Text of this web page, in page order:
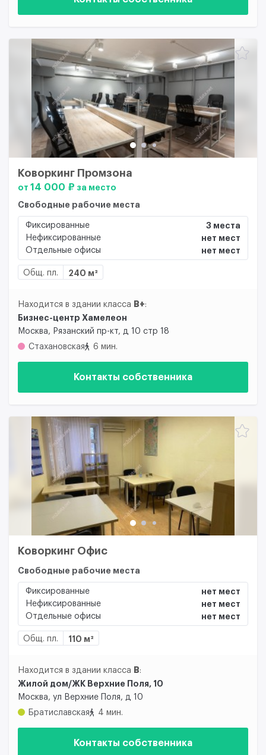
Коворкинг Промзона
от 14 000 ₽ за место
Свободные рабочие места
Фиксированные
3 места
Нефиксированные
нет мест
Отдельные офисы
нет мест
Общ. пл. 240 м²
Находится в здании класса B+:
Бизнес-центр Хамелеон
Москва, Рязанский пр-кт, д 10 стр 18
Стахановская
6 мин.
Контакты собственника
Коворкинг Офис
Свободные рабочие места
Фиксированные
нет мест
Нефиксированные
нет мест
Отдельные офисы
нет мест
Общ. пл. 110 м²
Находится в здании класса B:
Жилой дом/ЖК Верхние Поля, 10
Москва, ул Верхние Поля, д 10
Братиславская
4 мин.
Контакты собственника